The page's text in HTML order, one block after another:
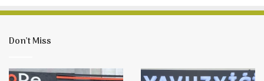
Don’t Miss
Kocaali
Yavuzyiğit